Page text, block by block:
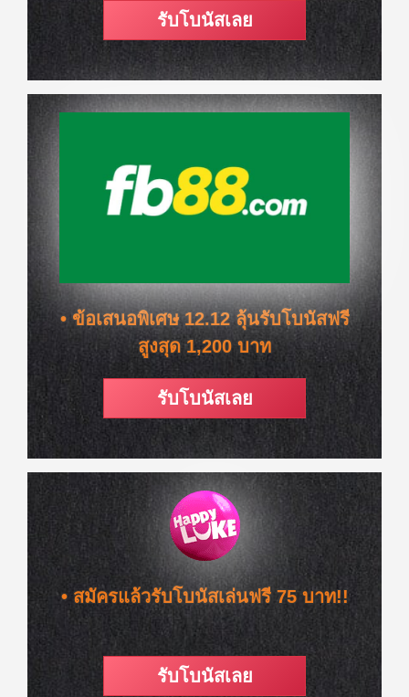
รับโบนัสเลย
• ข้อเสนอพิเศษ 12.12 ลุ้นรับโบนัสฟรี
สูงสุด 1,200 บาท
รับโบนัสเลย
• สมัครแล้วรับโบนัสเล่นฟรี 75 บาท!!
รับโบนัสเลย